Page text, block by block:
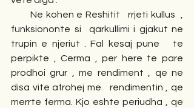
funksiononte si  qarkullimi i gjakut ne
trupin e njeriut . Fal kesaj pune   te
perpikte , Cerma , per here te pare
prodhoi grur , me rendiment , qe ne
disa vite afrohej me   rendimentin , qe
merrte ferma. Kjo eshte periudha , qe